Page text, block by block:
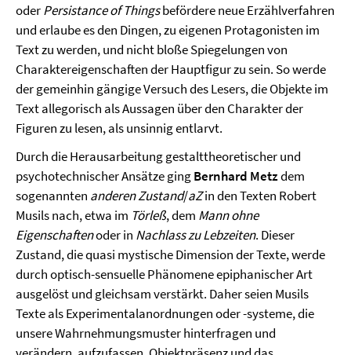
oderPersistance of Thingsbefördere neue Erzählverfahren
und erlaube es den Dingen, zu eigenen Protagonisten im
Text zu werden, und nicht bloße Spiegelungen von
Charaktereigenschaften der Hauptfigur zu sein. So werde
der gemeinhin gängige Versuch des Lesers, die Objekte im
Text allegorisch als Aussagen über den Charakter der
Figuren zu lesen, als unsinnig entlarvt.
Durch die Herausarbeitung gestalttheoretischer und
psychotechnischer Ansätze gingBernhard Metzdem
sogenannten anderen Zustand/aZin den Texten Robert
Musils nach, etwa im Törleß, dem Mann ohne
Eigenschaftenoder in Nachlass zu Lebzeiten. Dieser
Zustand, die quasi mystische Dimension der Texte, werde
durch optisch-sensuelle Phänomene epiphanischer Art
ausgelöst und gleichsam verstärkt. Daher seien Musils
Texte als Experimentalanordnungen oder -systeme, die
unsere Wahrnehmungsmuster hinterfragen und